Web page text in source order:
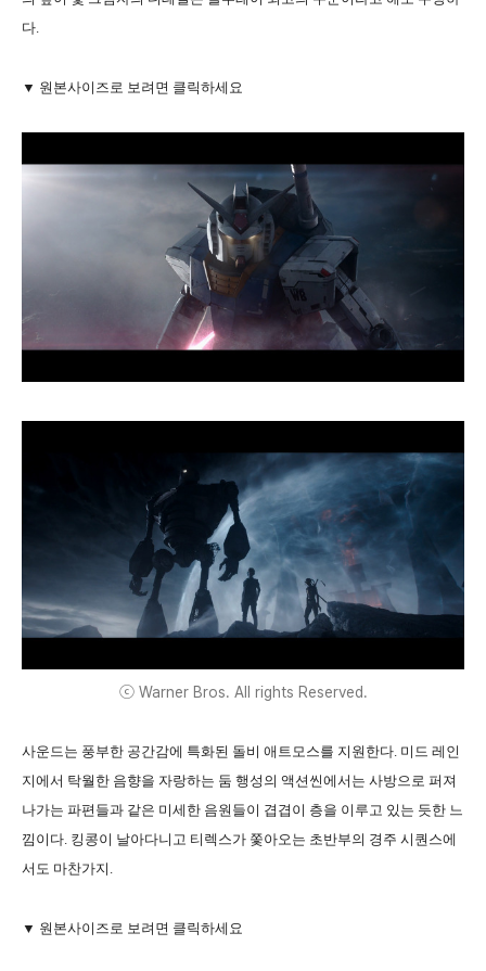
다.
▼ 원본사이즈로 보려면 클릭하세요
ⓒ Warner Bros. All rights Reserved.
사운드는 풍부한 공간감에 특화된 돌비 애트모스를 지원한다. 미드 레인
지에서 탁월한 음향을 자랑하는 둠 행성의 액션씬에서는 사방으로 퍼져
나가는 파편들과 같은 미세한 음원들이 겹겹이 층을 이루고 있는 듯한 느
낌이다. 킹콩이 날아다니고 티렉스가 쫓아오는 초반부의 경주 시퀀스에
서도 마찬가지.
▼ 원본사이즈로 보려면 클릭하세요